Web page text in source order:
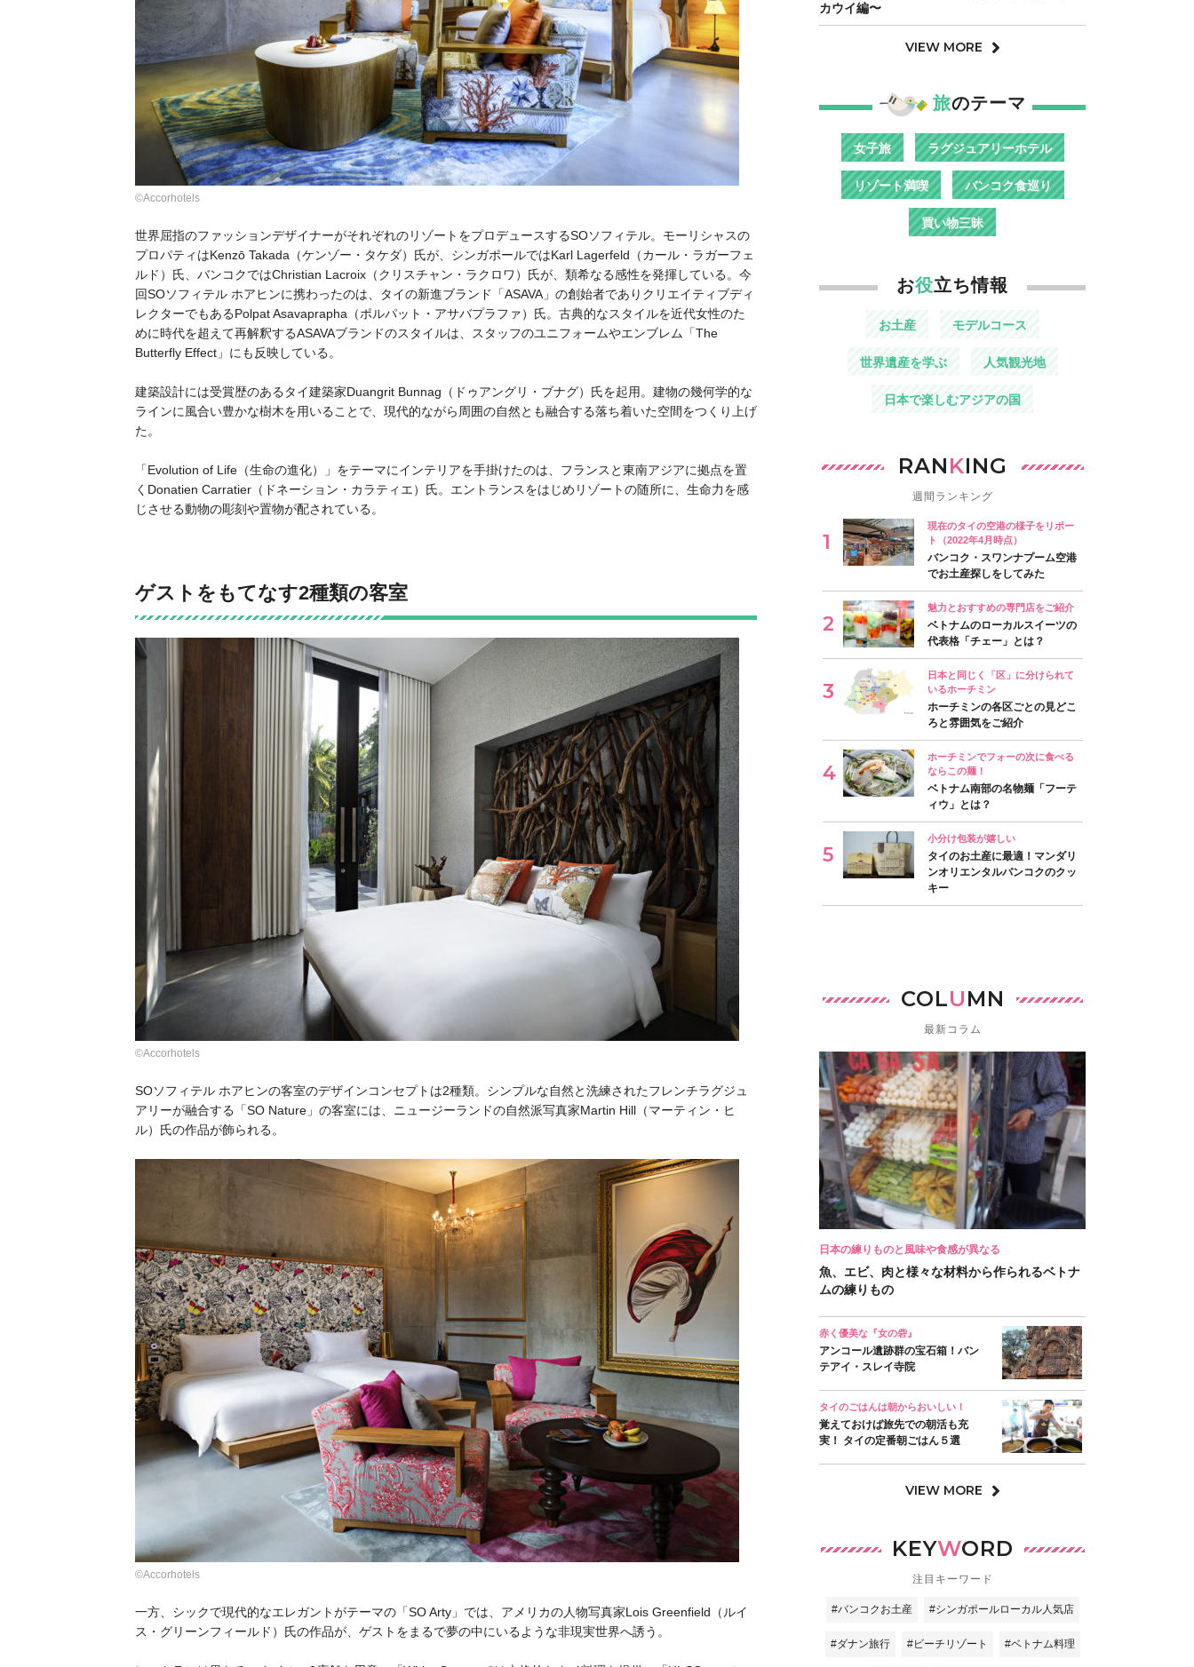
©Accorhotels
世界屈指のファッションデザイナーがそれぞれのリゾートをプロデュースするSOソフィテル。モーリシャスの
プロパティはKenzō Takada（ケンゾー・タケダ）氏が、シンガポールではKarl Lagerfeld（カール・ラガーフェ
ルド）氏、バンコクではChristian Lacroix（クリスチャン・ラクロワ）氏が、類希なる感性を発揮している。今
回SOソフィテル ホアヒンに携わったのは、タイの新進ブランド「ASAVA」の創始者でありクリエイティブディ
レクターでもあるPolpat Asavaprapha（ポルパット・アサバプラファ）氏。古典的なスタイルを近代女性のた
めに時代を超えて再解釈するASAVAブランドのスタイルは、スタッフのユニフォームやエンブレム「The
Butterfly Effect」にも反映している。
建築設計には受賞歴のあるタイ建築家Duangrit Bunnag（ドゥアングリ・ブナグ）氏を起用。建物の幾何学的な
ラインに風合い豊かな樹木を用いることで、現代的ながら周囲の自然とも融合する落ち着いた空間をつくり上げ
た。
「Evolution of Life（生命の進化）」をテーマにインテリアを手掛けたのは、フランスと東南アジアに拠点を置
くDonatien Carratier（ドネーション・カラティエ）氏。エントランスをはじめリゾートの随所に、生命力を感
じさせる動物の彫刻や置物が配されている。
ゲストをもてなす2種類の客室
©Accorhotels
SOソフィテル ホアヒンの客室のデザインコンセプトは2種類。シンプルな自然と洗練されたフレンチラグジュ
アリーが融合する「SO Nature」の客室には、ニュージーランドの自然派写真家Martin Hill（マーティン・ヒ
ル）氏の作品が飾られる。
©Accorhotels
一方、シックで現代的なエレガントがテーマの「SO Arty」では、アメリカの人物写真家Lois Greenfield（ルイ
ス・グリーンフィールド）氏の作品が、ゲストをまるで夢の中にいるような非現実世界へ誘う。
カウイ編〜
VIEW MORE
旅のテーマ
女子旅 ラグジュアリーホテル
リゾート満喫 バンコク食巡り
買い物三昧
お役立ち情報
お土産 モデルコース
世界遺産を学ぶ 人気観光地
日本で楽しむアジアの国
RANKING
週間ランキング
現在のタイの空港の様子をリポー
ト（2022年4月時点）
バンコク・スワンナプーム空港
でお土産探しをしてみた
魅力とおすすめの専門店をご紹介
ベトナムのローカルスイーツの
代表格「チェー」とは？
日本と同じく「区」に分けられて
いるホーチミン
ホーチミンの各区ごとの見どこ
ろと雰囲気をご紹介
ホーチミンでフォーの次に食べる
ならこの麺！
ベトナム南部の名物麺「フーテ
ィウ」とは？
小分け包装が嬉しい
タイのお土産に最適！マンダリ
ンオリエンタルバンコクのクッ
キー
COLUMN
最新コラム
日本の練りものと風味や食感が異なる
魚、エビ、肉と様々な材料から作られるベトナ
ムの練りもの
赤く優美な『女の砦』
アンコール遺跡群の宝石箱！バン
テアイ・スレイ寺院
タイのごはんは朝からおいしい！
覚えておけば旅先での朝活も充
実！ タイの定番朝ごはん５選
VIEW MORE
KEYWORD
注目キーワード
#バンコクお土産 #シンガポールローカル人気店
#ダナン旅行 #ビーチリゾート #ベトナム料理